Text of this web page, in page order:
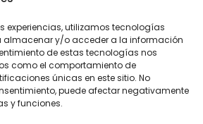
experiencias, utilizamos tecnologías
almacenar y/o acceder a la información
de estas tecnologías nos
como el comportamiento de
únicas en este sitio. No
puede afectar negativamente
y funciones.
to our Newsletter
SUBSCRIBE HERE